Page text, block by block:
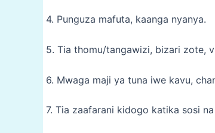
4. Punguza mafuta, kaanga nyanya.
5. Tia thomu/tangawizi, bizari zote,
6. Mwaga maji ya tuna iwe kavu,
7. Tia zaafarani kidogo katika sosi